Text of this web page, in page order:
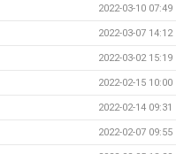
2022-03-10 07:49
2022-03-07 14:12
2022-03-02 15:19
2022-02-15 10:00
2022-02-14 09:31
2022-02-07 09:55